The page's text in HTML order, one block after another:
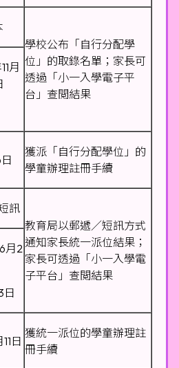
學校公布「自行分配學
位」的取錄名單；家長可
透過「小一入學電子平
台」查閲結果
月
獲派「自行分配學位」的
學童辦理註冊手續
訊
教育局以郵遞／短訊方式
通知家長統一派位結果；
家長可透過「小一入學電
子平台」查閲結果
月2
日
日
獲統一派位的學童辦理註
冊手續